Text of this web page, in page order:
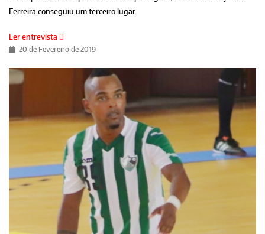
Ferreira conseguiu um terceiro lugar.
Ler entrevista
20 de Fevereiro de 2019